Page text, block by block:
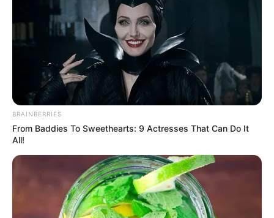
BRAINBERRIES
From Baddies To Sweethearts: 9 Actresses That Can Do It
All!